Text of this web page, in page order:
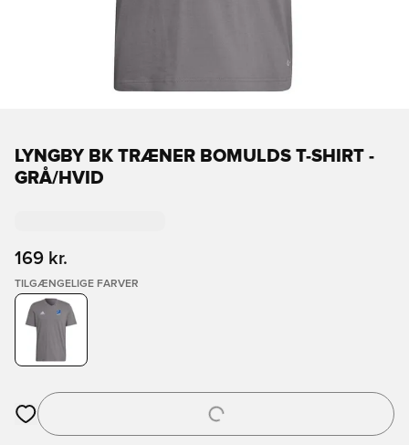
LYNGBY BK TRÆNER BOMULDS T-SHIRT -
GRÅ/HVID
169 kr.
TILGÆNGELIGE FARVER
Åbner en Modal til at logge ind eller tilmelde dig som medlem